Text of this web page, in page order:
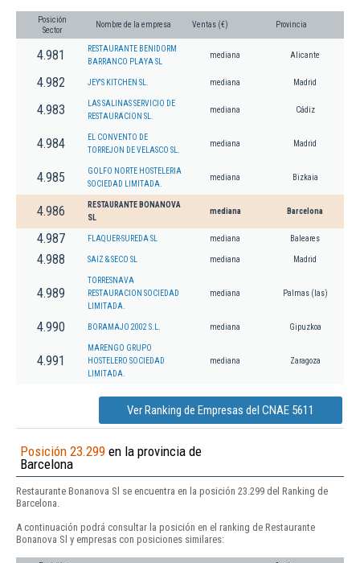
Posición
Sector
Nombre de la empresa Ventas (€) Provincia
4.981
RESTAURANTE BENIDORM
BARRANCO PLAYA SL
mediana Alicante
4.982 JEY'S KITCHEN SL. mediana Madrid
4.983
LAS SALINAS SERVICIO DE
RESTAURACION SL.
mediana Cádiz
4.984
EL CONVENTO DE
TORREJON DE VELASCO SL.
mediana Madrid
4.985
GOLFO NORTE HOSTELERIA
SOCIEDAD LIMITADA.
mediana Bizkaia
4.986
RESTAURANTE BONANOVA
SL
mediana Barcelona
4.987 FLAQUER-SUREDA SL mediana Baleares
4.988 SAIZ & SECO SL mediana Madrid
4.989
TORRESNAVA
RESTAURACION SOCIEDAD
LIMITADA.
mediana Palmas (las)
4.990 BORAMAJO 2002 S.L. mediana Gipuzkoa
4.991
MARENGO GRUPO
HOSTELERO SOCIEDAD
LIMITADA.
mediana Zaragoza
Ver Ranking de Empresas del CNAE 5611
Posición 23.299 en la provincia de
Barcelona
Restaurante Bonanova Sl se encuentra en la posición 23.299 del Ranking de
Barcelona.
A continuación podrá consultar la posición en el ranking de Restaurante
Bonanova Sl y empresas con posiciones similares: